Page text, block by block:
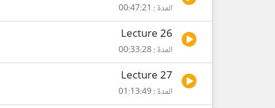
المدة : 00:47:21
Lecture 26
المدة : 00:33:28
Lecture 27
المدة : 01:13:49